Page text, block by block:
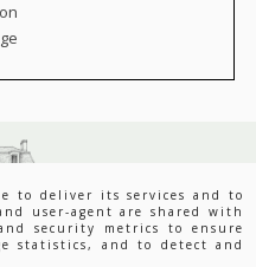
to deliver its services and to
user-agent are shared with
security metrics to ensure
statistics, and to detect and